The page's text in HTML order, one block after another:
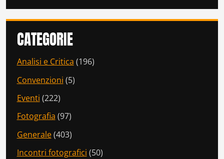
CATEGORIE
Analisi e Critica (196)
Convenzioni (5)
Eventi (222)
Fotografia (97)
Generale(403)
Incontri fotografici (50)